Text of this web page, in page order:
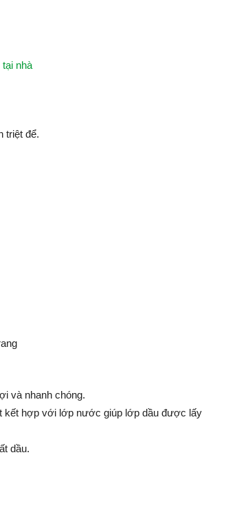
nhà
triệt để.
và nhanh chóng.
kết hợp với lớp nước giúp lớp dầu được lấy
dầu.